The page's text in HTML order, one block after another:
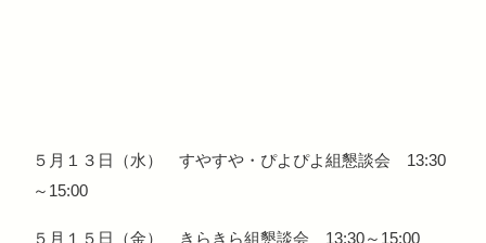
５月１３日（水） すやすや・ぴよぴよ組懇談会 13:30
～15:00
５月１５日（金） きらきら組懇談会 13:30～15:00